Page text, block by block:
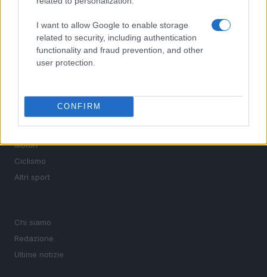
I want to allow Google to enable storage
related to security, including authentication
functionality and fraud prevention, and other
user protection.
CONFIRM
nazionali e internazionali, gli highlight delle partite, le
interviste ai protagonisti e i risultati in tempo reale di tutte
le discipline che fanno emozionare gli appassionati di
Calcio
Basket
Motori
Ciclismo
Altri sport
Chi siamo
Redazione
Ultime notizie